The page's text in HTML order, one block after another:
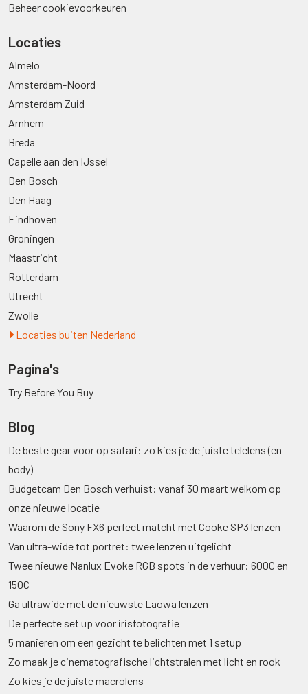
Beheer cookievoorkeuren
Locaties
Almelo
Amsterdam-Noord
Amsterdam Zuid
Arnhem
Breda
Capelle aan den IJssel
Den Bosch
Den Haag
Eindhoven
Groningen
Maastricht
Rotterdam
Utrecht
Zwolle
Locaties buiten Nederland
Pagina's
Try Before You Buy
Blog
De beste gear voor op safari: zo kies je de juiste telelens (en
body)
Budgetcam Den Bosch verhuist: vanaf 30 maart welkom op
onze nieuwe locatie
Waarom de Sony FX6 perfect matcht met Cooke SP3 lenzen
Van ultra-wide tot portret: twee lenzen uitgelicht
Twee nieuwe Nanlux Evoke RGB spots in de verhuur: 600C en
150C
Ga ultrawide met de nieuwste Laowa lenzen
De perfecte set up voor irisfotografie
5 manieren om een gezicht te belichten met 1 setup
Zo maak je cinematografische lichtstralen met licht en rook
Zo kies je de juiste macrolens